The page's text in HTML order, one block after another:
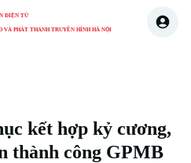
ĐIỆN TỬ
VÀ PHÁT THANH TRUYỀN HÌNH HÀ NỘI
kết hợp kỷ cương,
thành công GPMB